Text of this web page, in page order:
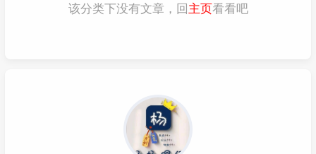
该分类下没有文章，回主页看看吧